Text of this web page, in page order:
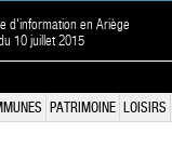
d'information en Ariège
10 juillet 2015
PATRIMOINE LOISIRS